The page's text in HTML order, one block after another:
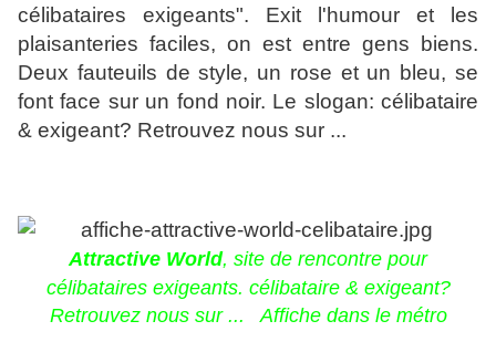
célibataires exigeants". Exit l'humour et les
plaisanteries faciles, on est entre gens biens.
Deux fauteuils de style, un rose et un bleu, se
font face sur un fond noir. Le slogan: célibataire
& exigeant? Retrouvez nous sur ...
Attractive World, site de rencontre pour
célibataires exigeants. célibataire & exigeant?
Retrouvez nous sur ... Affiche dans le métro